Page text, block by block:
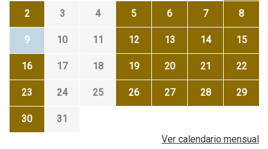
2 3 4 5 6 7 8
9 10 11 12 13 14 15
16 17 18 19 20 21 22
23 24 25 26 27 28 29
30
31
Ver calendario mensual